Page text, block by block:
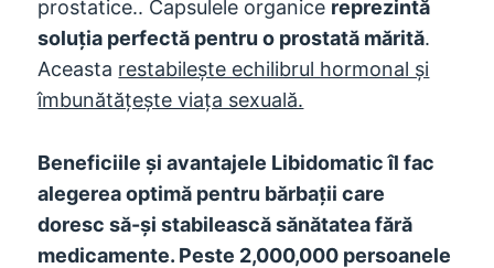
prostatice.. Capsulele organice reprezintă
soluția perfectă pentru o prostată mărită.
Aceasta restabilește echilibrul hormonal și
îmbunătățește viața sexuală.
Beneficiile și avantajele Libidomatic îl fac
alegerea optimă pentru bărbații care
doresc să-și stabilească sănătatea fără
medicamente. Peste 2,000,000 persoanele